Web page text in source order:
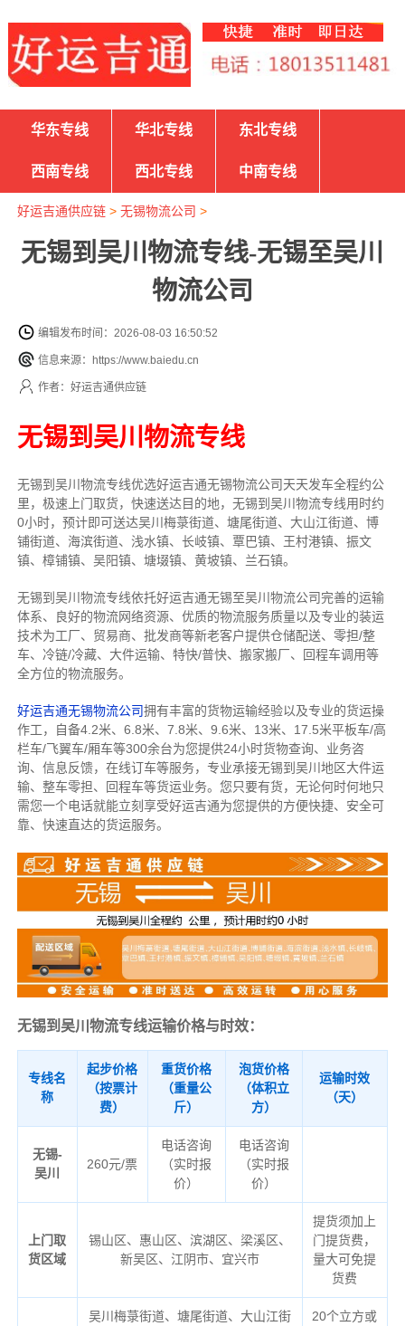
华东专线 华北专线 东北专线
西南专线 西北专线 中南专线
好运吉通供应链> 无锡物流公司 >
无锡到吴川物流专线-无锡至吴川
物流公司
编辑发布时间：2026-08-03 16:50:52
信息来源：https://www.baiedu.cn
作者：好运吉通供应链
无锡到吴川物流专线
无锡到吴川物流专线优选好运吉通无锡物流公司天天发车全程约公
里， 极速上门取货，快速送达目的地，无锡到吴川物流专线用时约
0小时，预计即可送达吴川梅菉街道、塘尾街道、大山江街道、博
铺街道、海滨街道、浅水镇、长岐镇、覃巴镇、王村港镇、振文
镇、樟铺镇、吴阳镇、塘㙍镇、黄坡镇、兰石镇。
无锡到吴川物流专线依托好运吉通无锡至吴川物流公司完善的运输
体系、良好的物流网络资源、优质的物流服务质量以及专业的装运
技术为工厂、贸易商、批发商等新老客户提供仓储配送、零担/整
车、冷链/冷藏、大件运输、特快/普快、搬家搬厂、回程车调用等
全方位的物流服务。
好运吉通无锡物流公司拥有丰富的货物运输经验以及专业的货运操
作工，自备4.2米、6.8米、7.8米、9.6米、13米、17.5米平板车/高
栏车/飞翼车/厢车等300余台为您提供24小时货物查询、业务咨
询、信息反馈，在线订车等服务， 专业承接无锡到吴川地区大件运
输、整车零担、回程车等货运业务。 您只要有货，无论何时何地只
需您一个电话就能立刻享受好运吉通为您提供的方便快捷、安全可
靠、快速直达的货运服务。
无锡到吴川物流专线运输价格与时效：
专线名
称
起步价格
（按票计
费）
重货价格
（重量公
斤）
泡货价格
（体积立
方）
运输时效
（天）
无锡-
吴川
260元/票
电话咨询
（实时报
价）
电话咨询
（实时报
价）
上门取
货区域
锡山区、惠山区、滨湖区、梁溪区、
新吴区、江阴市、宜兴市
提货须加上
门提货费，
量大可免提
货费
吴川梅菉街道、塘尾街道、大山江街
20个立方或